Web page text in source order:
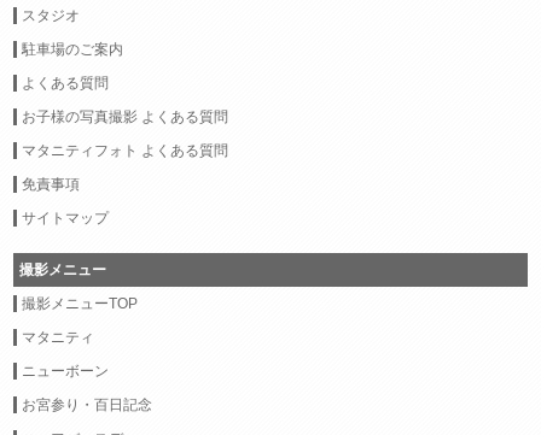
スタジオ
駐車場のご案内
よくある質問
お子様の写真撮影 よくある質問
マタニティフォト よくある質問
免責事項
サイトマップ
撮影メニュー
撮影メニューTOP
マタニティ
ニューボーン
お宮参り・百日記念